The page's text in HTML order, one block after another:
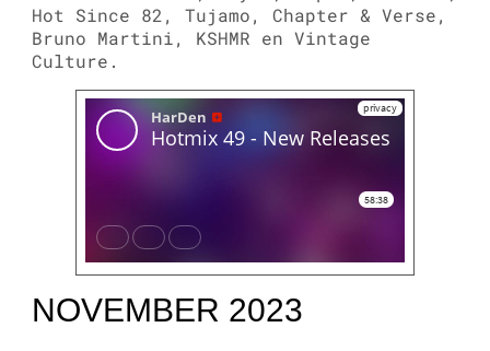
Hot Since 82, Tujamo, Chapter & Verse,
Bruno Martini, KSHMR en Vintage
Culture.
NOVEMBER 2023